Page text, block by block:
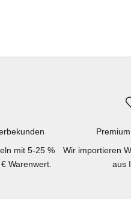
mit 5-25 %
Warenwert.
Wir importieren
aus